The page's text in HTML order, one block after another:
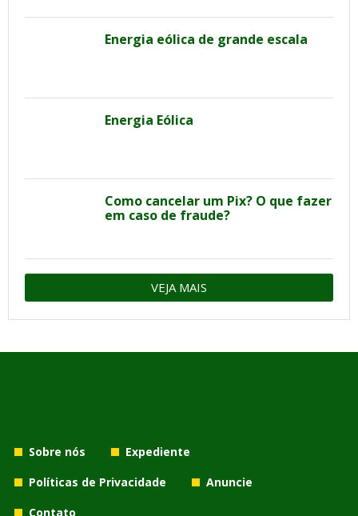
Energia eólica de grande escala
Energia Eólica
Como cancelar um Pix? O que fazer
em caso de fraude?
VEJA MAIS
Sobre nós
Expediente
Políticas de Privacidade
Anuncie
Contato